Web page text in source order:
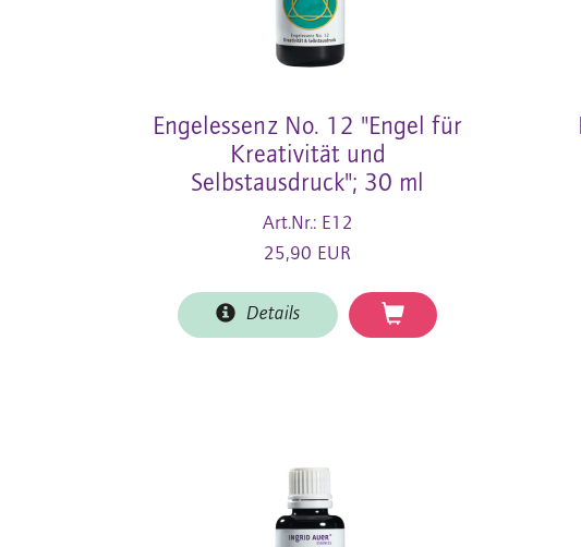
Engelessenz No. 12 "Engel für
Kreativität und
Selbstausdruck"; 30 ml
Art.Nr.: E12
25,90 EUR
Details